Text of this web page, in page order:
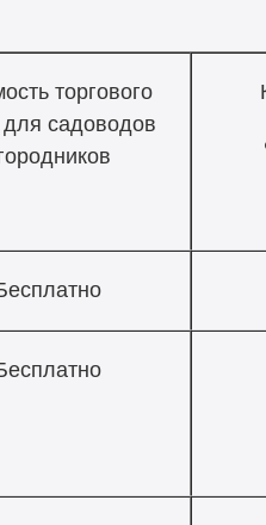
торгового
для садоводов